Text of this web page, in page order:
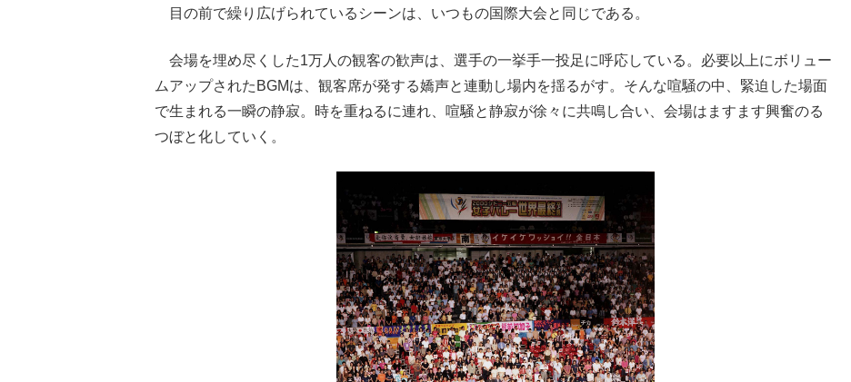
目の前で繰り広げられているシーンは、いつもの国際大会と同じである。
会場を埋め尽くした1万人の観客の歓声は、選手の一挙手一投足に呼応している。必要以上にボリュー
ムアップされたBGMは、観客席が発する嬌声と連動し場内を揺るがす。そんな喧騒の中、緊迫した場面
で生まれる一瞬の静寂。時を重ねるに連れ、喧騒と静寂が徐々に共鳴し合い、会場はますます興奮のる
つぼと化していく。